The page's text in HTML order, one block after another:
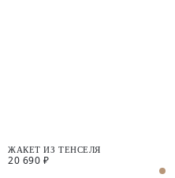
ЖАКЕТ ИЗ ТЕНСЕЛЯ
20 690 ₽